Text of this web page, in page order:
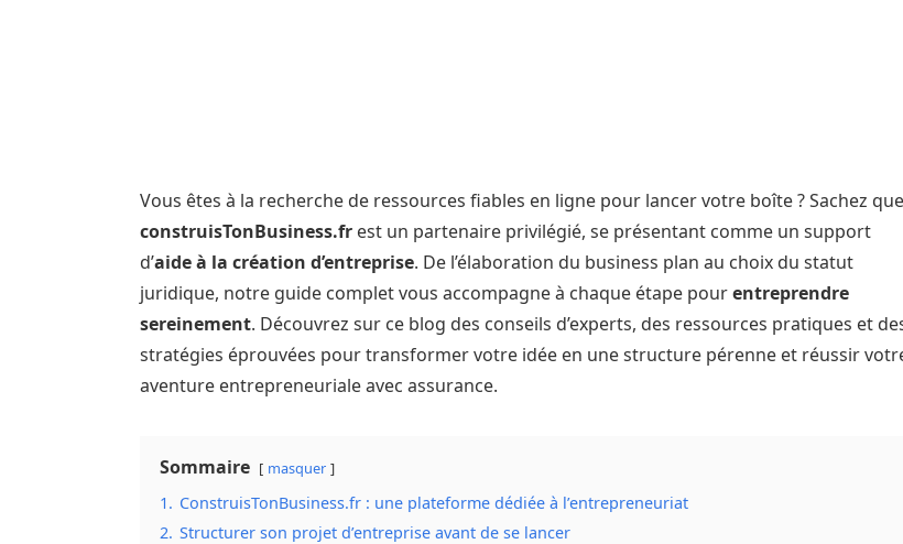
Vous êtes à la recherche de ressources fiables en ligne pour lancer votre boîte ? Sachez que
construisTonBusiness.fr est un partenaire privilégié, se présentant comme un support
d’aide à la création d’entreprise. De l’élaboration du business plan au choix du statut
juridique, notre guide complet vous accompagne à chaque étape pourentreprendre
sereinement. Découvrez sur ce blog des conseils d’experts, des ressources pratiques et
stratégies éprouvées pour transformer votre idée en une structure pérenne et réussir
aventure entrepreneuriale avec assurance.
Sommaire masquer
1. ConstruisTonBusiness.fr : une plateforme dédiée à l’entrepreneuriat
2. Structurer son projet d’entreprise avant de se lancer